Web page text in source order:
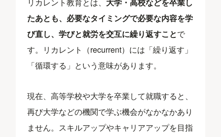
たあとも、必要なタイミングで必要な内容を学
び直し、学びと就労を交互に繰り返すことで
す。リカレント（recurrent）には「繰り返す」
「循環する」という意味があります。
現在、高等学校や大学を卒業して就職すると、
再び大学などの機関で学ぶ機会がなかなかあり
ません。スキルアップやキャリアアップを目指